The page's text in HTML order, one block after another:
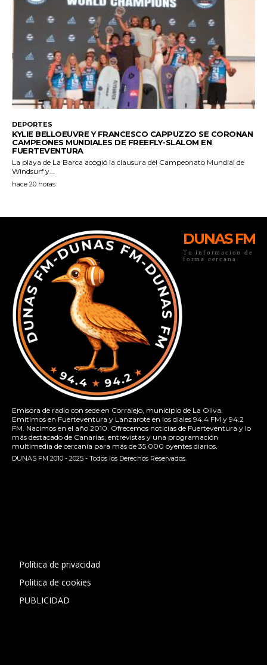
DUNAS FM
Tu informacion de
forma cercana
Emisora de radio con sede en Corralejo, municipio de La Oliva.
Emitimos en Fuerteventura y Lanzarote en los diales 94.4 FM y 94.2
FM. Nacimos en el año 2010. Ofrecemos noticias de Fuerteventura y lo
más destacado de Canarias, entrevistas y una programación
multimedia de cercanía para más de 35.000 oyentes diarios.
DUNAS FM 2010 - 2025 - Todos los Derechos Reservados.
Política de privacidad
Politica de cookies
PUBLICIDAD